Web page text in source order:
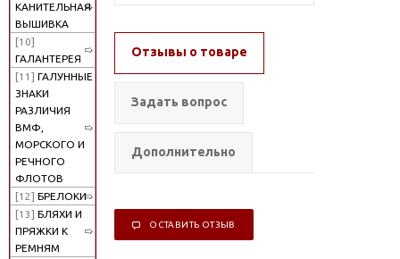
КАНИТЕЛЬНАЯ
ВЫШИВКА
[10]
ГАЛАНТЕРЕЯ
[11] ГАЛУННЫЕ
ЗНАКИ
РАЗЛИЧИЯ
ВМФ,
МОРСКОГО И
РЕЧНОГО
ФЛОТОВ
[12] БРЕЛОКИ
[13] БЛЯХИ И
ПРЯЖКИ К
РЕМНЯМ
Отзывы о товаре
Задать вопрос
Дополнительно
ОСТАВИТЬ ОТЗЫВ